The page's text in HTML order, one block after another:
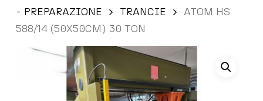
- PREPARAZIONE
TRANCIE
ATOM HS
588/14 (50X50CM) 30 TON